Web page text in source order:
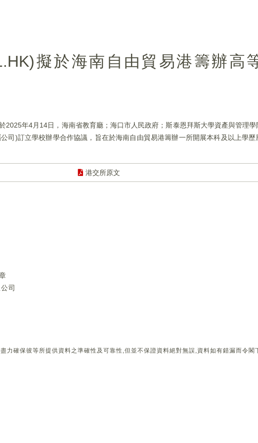
擬於海南自由貿易港籌辦高
2025年4月14日，海南省教育廳；海口市人民政府；斯泰恩拜斯大學資產與管理
司)訂立學校辦學合作協議，旨在於海南自由貿易港籌辦一所開展本科及以上學歷
港交所原文
司
力確保彼等所提供資料之準確性及可靠性,但並不保證資料絕對無誤,資料如有錯漏而令閣